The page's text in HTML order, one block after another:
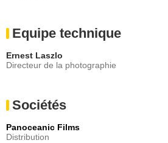
Equipe technique
Ernest Laszlo
Directeur de la photographie
Sociétés
Panoceanic Films
Distribution